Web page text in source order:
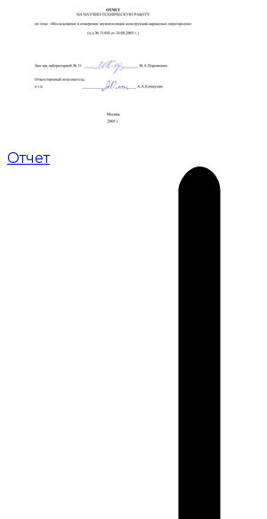
Отчет